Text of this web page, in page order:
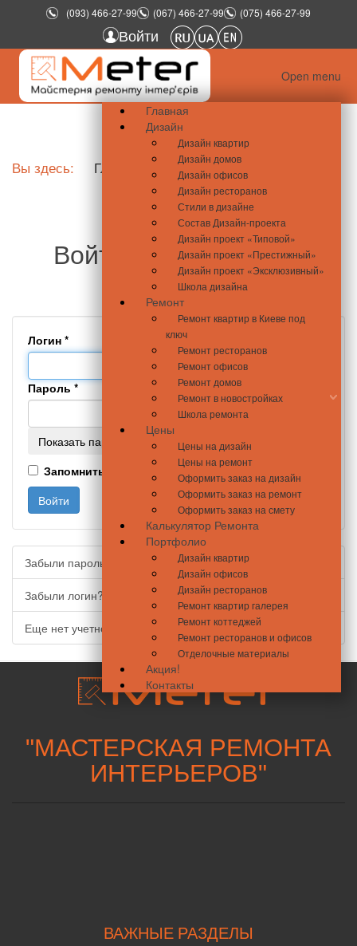
(093) 466-27-99 (067) 466-27-99 (075) 466-27-99
Войти
Open menu
Главная
Дизайн
Дизайн квартир
Дизайн домов
Дизайн офисов
Дизайн ресторанов
Стили в дизайне
Состав Дизайн-проекта
Дизайн проект «Типовой»
Дизайн проект «Престижный»
Дизайн проект «Эксклюзивный»
Школа дизайна
Ремонт
Ремонт квартир в Киеве под
ключ
Ремонт ресторанов
Ремонт офисов
Ремонт домов
Ремонт в новостройках
Школа ремонта
Цены
Цены на дизайн
Цены на ремонт
Оформить заказ на дизайн
Оформить заказ на ремонт
Оформить заказ на смету
Калькулятор Ремонта
Портфолио
Дизайн квартир
Дизайн офисов
Дизайн ресторанов
Ремонт квартир галерея
Ремонт коттеджей
Ремонт ресторанов и офисов
Отделочные материалы
Акция!
Контакты
Вы здесь: Главная Войти
Войти - meter.com.ua
Логин *
Пароль*
Показать пароль
Запомнить меня
Войти
Забыли пароль?
Забыли логин?
Еще нет учетной записи?
"МАСТЕРСКАЯ РЕМОНТА
ИНТЕРЬЕРОВ"
ВАЖНЫЕ РАЗДЕЛЫ